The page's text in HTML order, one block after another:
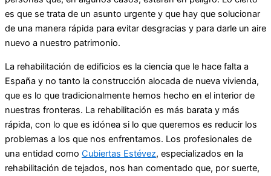
es que se trata de un asunto urgente y que hay que solucionar
de una manera rápida para evitar desgracias y para darle un aire
nuevo a nuestro patrimonio.
La rehabilitación de edificios es la ciencia que le hace falta a
España y no tanto la construcción alocada de nueva vivienda,
que es lo que tradicionalmente hemos hecho en el interior de
nuestras fronteras. La rehabilitación es más barata y más
rápida, con lo que es idónea si lo que queremos es reducir los
problemas a los que nos enfrentamos. Los profesionales de
una entidad como Cubiertas Estévez, especializados en la
rehabilitación de tejados, nos han comentado que, por suerte,